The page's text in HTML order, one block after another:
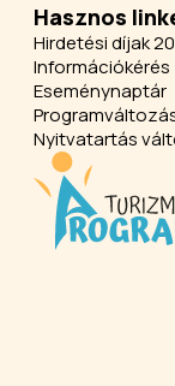
Hasznos
Hirdetési díjak
Információkérés
Eseménynaptár
Nyitvatartás